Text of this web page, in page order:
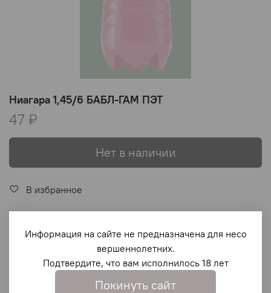
Ниагара 1,45/6 БАБЛ-ГАМ ПЭТ
47 ₽
Нет в наличии
В избранное
Информация на сайте не предназначена для несо
вершеннолетних.
Подтвердите, что вам исполнилось 18 лет
Покинуть сайт